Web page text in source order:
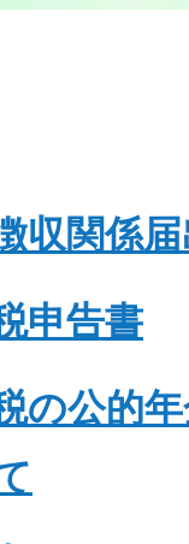
収関係
申告書
の公的